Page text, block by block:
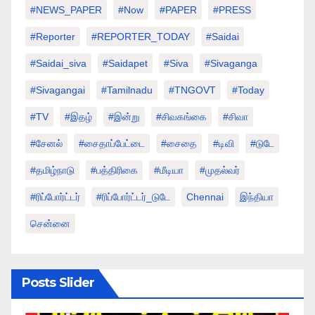
#NEWS_PAPER #Now #PAPER #PRESS
#Reporter #REPORTER_TODAY #saidai
#saidai_siva #saidapet #Siva #Sivaganga
#sivagangai #tamilnadu #TNGOVT #today
#TV #இதழ் #இன்று #சிவகங்கை #சிவா
#சேனல் #சைதாப்பேட்டை #சைதை #டிவி #டுடே
#தமிழ்நாடு #பத்திரிகை #மீடியா #முதல்வர்
#ரிப்போர்ட்டர் #ரிப்போர்ட்டர்_டுடே Chennai இந்தியா
சென்னை
Posts Slider